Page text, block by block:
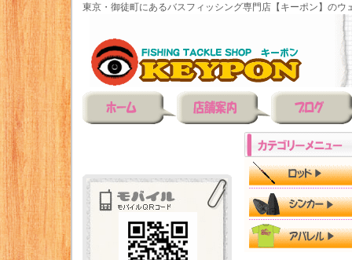
東京・御徒町にあるバスフィッシング専門店【キーポン】のウ